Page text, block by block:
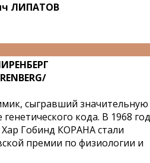
ЛИПАТОВ
сыгравший значительную
кода. В 1968
Гобинд КОРАНА стали
премии по физиологии и